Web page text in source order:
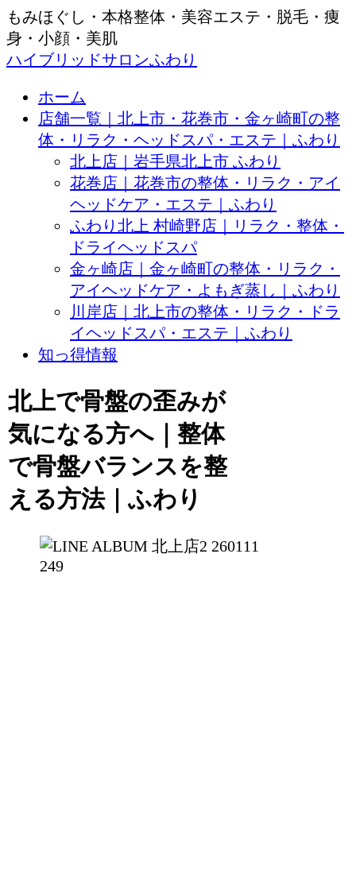
もみほぐし・本格整体・美容エステ・脱毛・痩
身・小顔・美肌
ハイブリッドサロンふわり
ホーム
店舗一覧｜北上市・花巻市・金ヶ崎町の整
体・リラク・ヘッドスパ・エステ｜ふわり
北上店｜岩手県北上市 ふわり
花巻店｜花巻市の整体・リラク・アイ
ヘッドケア・エステ｜ふわり
ふわり北上 村崎野店｜リラク・整体・
ドライヘッドスパ
金ヶ崎店｜金ヶ崎町の整体・リラク・
アイヘッドケア・よもぎ蒸し｜ふわり
川岸店｜北上市の整体・リラク・ドラ
イヘッドスパ・エステ｜ふわり
知っ得情報
北上で骨盤の歪みが
気になる方へ｜整体
で骨盤バランスを整
える方法｜ふわり